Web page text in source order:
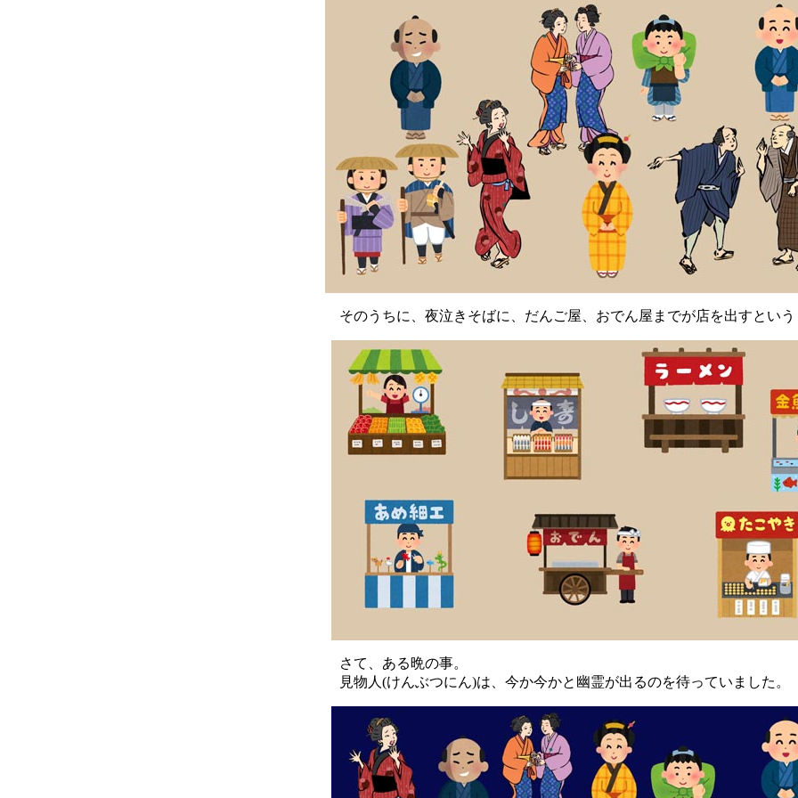
そのうちに、夜泣きそばに、だんご屋、おでん屋までが店を出すという
さて、ある晩の事。
見物人(けんぶつにん)は、今か今かと幽霊が出るのを待っていました。